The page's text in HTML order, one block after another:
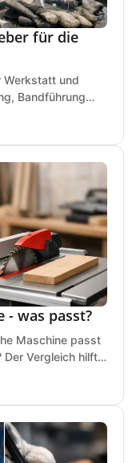
für die
Werkstatt und
Bandführung
- was passt?
Maschine passt
Vergleich hilft